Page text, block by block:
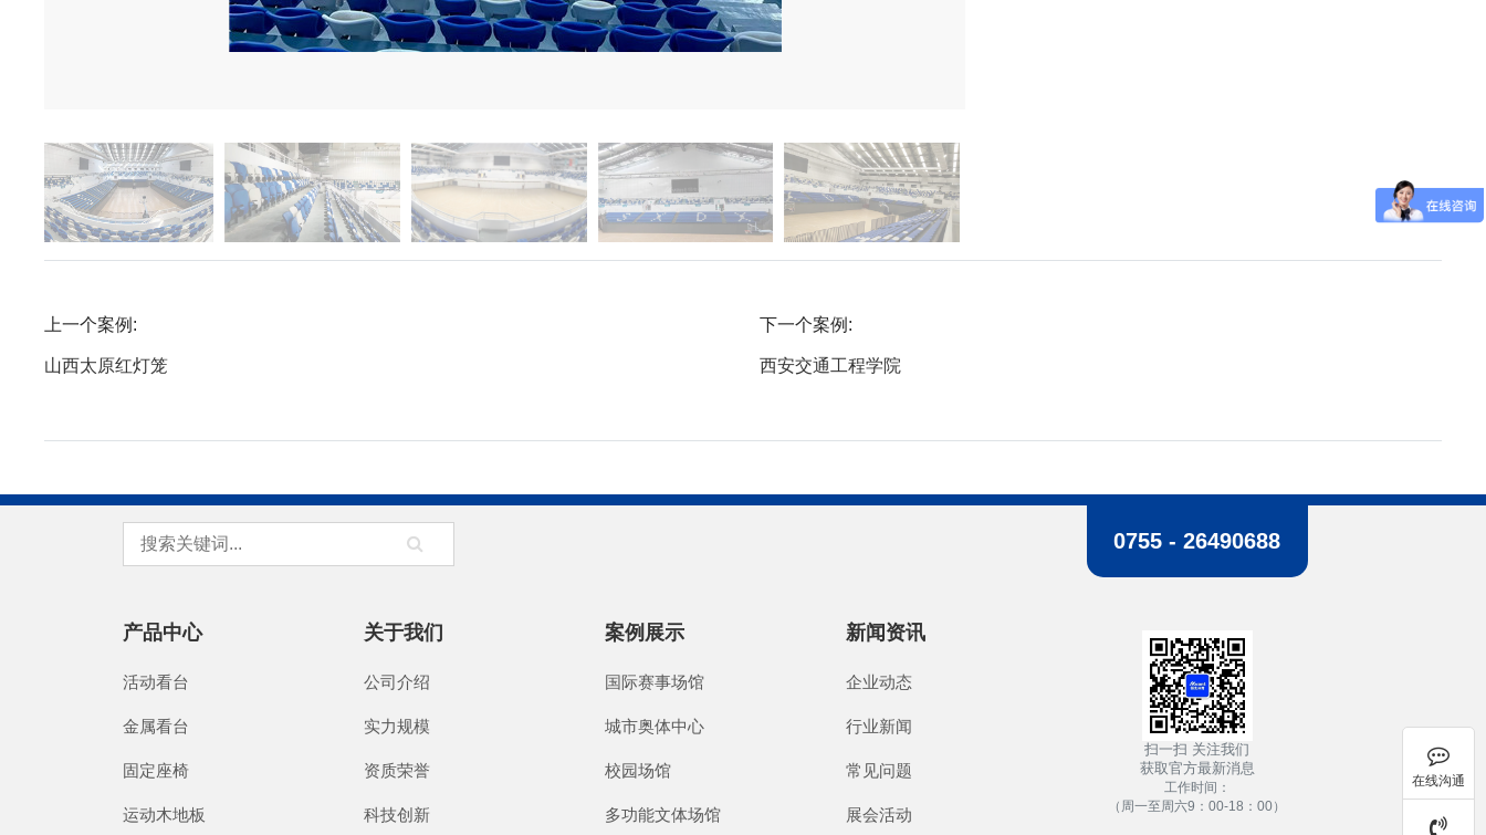
上一个案例:
山西太原红灯笼
下一个案例:
西安交通工程学院
产品中心
活动看台
金属看台
固定座椅
运动木地板
关于我们
公司介绍
实力规模
资质荣誉
科技创新
案例展示
国际赛事场馆
城市奥体中心
校园场馆
多功能文体场馆
新闻资讯
企业动态
行业新闻
常见问题
展会活动
0755 - 26490688
扫一扫 关注我们
获取官方最新消息
工作时间：
（周一至周六9：00-18：00）
在线沟通